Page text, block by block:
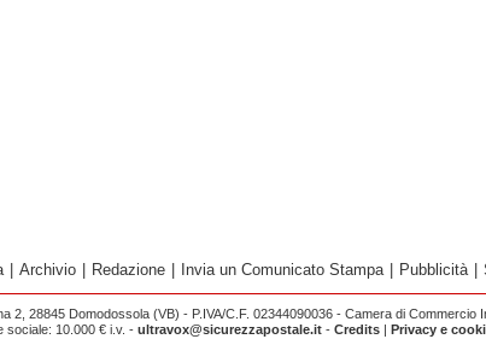
Archivio Redazione Invia un Comunicato Stampa Pubblicità
28845 Domodossola (VB) - P.IVA/C.F. 02344090036 - Camera di Commercio
sociale: 10.000 € i.v. - ultravox@sicurezzapostale.it- Credits| Privacy e